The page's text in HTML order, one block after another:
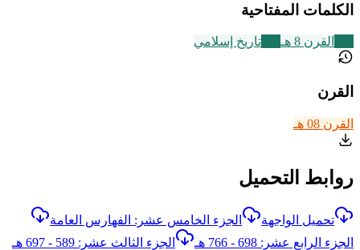
الكلمات المفتاحية
القرن 8 هـ تاريخ إسلامي
القرن
القرن 08 هـ
روابط التحميل
تحميل الواجهة
الجزء الخامس عشر: الفهارس العامة
الجزء الرابع عشر: 698 - 766 هـ
الجزء الثالث عشر: 589 - 697 هـ